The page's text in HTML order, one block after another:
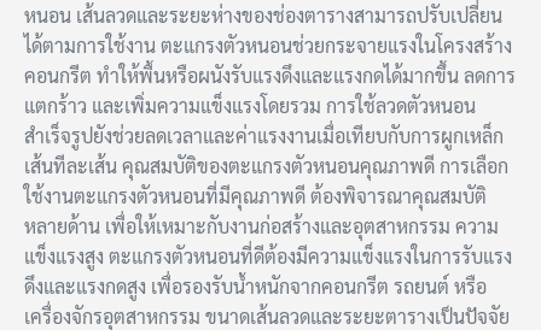
หนอน เส้นลวดและระยะห่างของช่องตารางสามารถปรับเปลี่ยน
ได้ตามการใช้งาน ตะแกรงตัวหนอนช่วยกระจายแรงในโครงสร้าง
คอนกรีต ทำให้พื้นหรือผนังรับแรงดึงและแรงกดได้มากขึ้น ลดการ
แตกร้าว และเพิ่มความแข็งแรงโดยรวม การใช้ลวดตัวหนอน
สำเร็จรูปยังช่วยลดเวลาและค่าแรงงานเมื่อเทียบกับการผูกเหล็ก
เส้นทีละเส้น คุณสมบัติของตะแกรงตัวหนอนคุณภาพดี การเลือก
ใช้งานตะแกรงตัวหนอนที่มีคุณภาพดี ต้องพิจารณาคุณสมบัติ
หลายด้าน เพื่อให้เหมาะกับงานก่อสร้างและอุตสาหกรรม ความ
แข็งแรงสูง ตะแกรงตัวหนอนที่ดีต้องมีความแข็งแรงในการรับแรง
ดึงและแรงกดสูง เพื่อรองรับน้ำหนักจากคอนกรีต รถยนต์ หรือ
เครื่องจักรอุตสาหกรรม ขนาดเส้นลวดและระยะตารางเป็นปัจจัย